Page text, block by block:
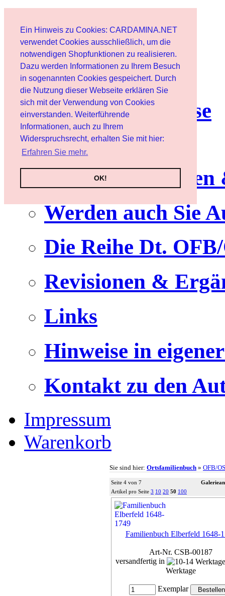
Ein Hinweis zu Cookies: CARDAMINA.NET
verwendet Cookies ausschließlich, um die
notwendigen Shopfunktionen zu realisieren.
Dazu werden Informationen zu Ihrem Besuch
in sogenannten Cookies gespeichert. Durch
die Nutzung dieser Webseite erklären Sie
sich mit der Verwendung von Cookies
einverstanden. Weiterführende
Informationen, auch zu Ihrem
Widerspruchsrecht, erhalten Sie mit hier:
Erfahren Sie mehr.
OK!
Benutzer
Newsletter
Nutzungshinweise
Service
Werden auch Sie
Die Reihe Dt.
Revisionen &
Links
Hinweise in
Kontakt zu den
Impressum
Warenkorb
Sie sind hier: Ortsfamilienbuch » OFB/
Seite 4 von 7
Artikel pro Seite 3 10 20 50 100
Familienbuch Elberfeld 1648-
Art-Nr. CSB-00187
versandfertig in
Werktage
Exemplar